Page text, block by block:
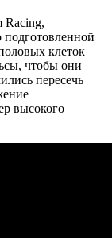
Racing,
подготовленной
клеток
чтобы они
пересечь
высокого